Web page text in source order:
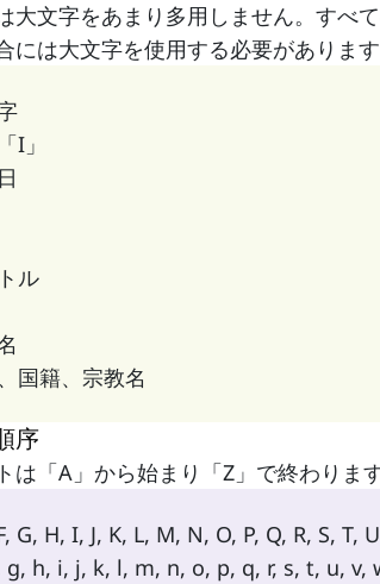
大文字をあまり多用しません。すべ
には大文字を使用する必要があります
I」
ル
国籍、宗教名
序
は「A」から始まり「Z」で終わりま
G, H, I, J, K, L, M, N, O, P, Q, R, S, T,
h, i, j, k, l, m, n, o, p, q, r, s, t, u, v,